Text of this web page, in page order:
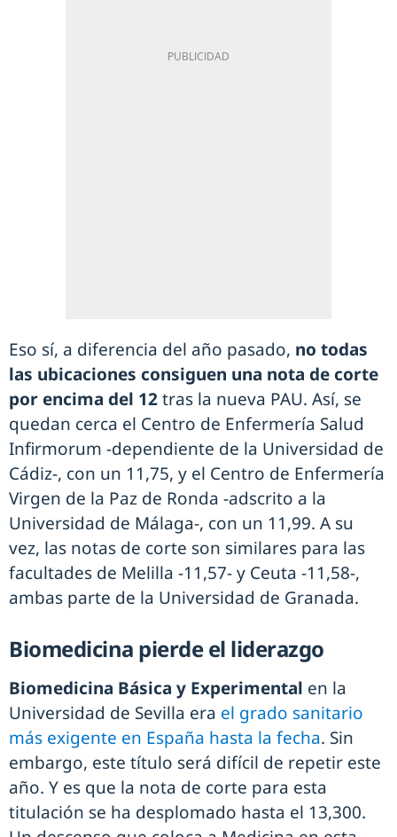
Eso sí, a diferencia del año pasado, no todas
las ubicaciones consiguen una nota de corte
por encima del 12tras la nueva PAU. Así, se
quedan cerca el Centro de Enfermería Salud
Infirmorum -dependiente de la Universidad de
Cádiz-, con un 11,75, y el Centro de Enfermería
Virgen de la Paz de Ronda -adscrito a la
Universidad de Málaga-, con un 11,99. A su
vez, las notas de corte son similares para las
facultades de Melilla -11,57- y Ceuta -11,58-,
ambas parte de la Universidad de Granada.
Biomedicina pierde el liderazgo
Biomedicina Básica y Experimental en la
Universidad de Sevilla era el grado sanitario
más exigente en España hasta la fecha. Sin
embargo, este título será difícil de repetir este
año. Y es que la nota de corte para esta
titulación se ha desplomado hasta el 13,300.